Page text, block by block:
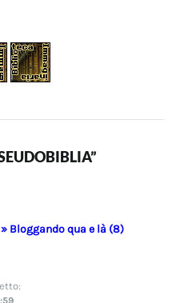
Bloggando qua e là (8)